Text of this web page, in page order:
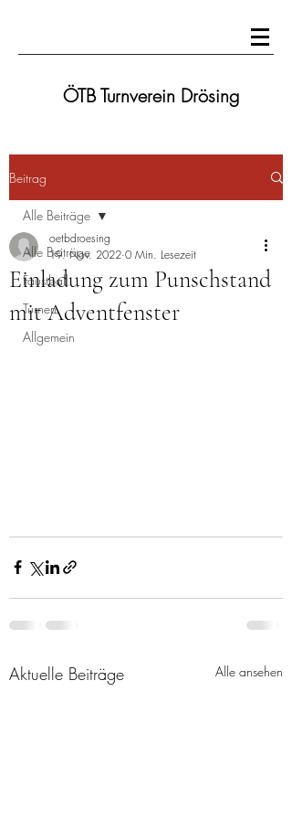
ÖTB Turnverein Drösing
Beitrag
Alle Beiträge
Faustball
Turnen
Allgemein
Alle Beiträge
Einladung zum Punschstand
mit Adventfenster
oetbdroesing
19. Nov. 2022 0 Min. Lesezeit
Aktuelle Beiträge Alle ansehen